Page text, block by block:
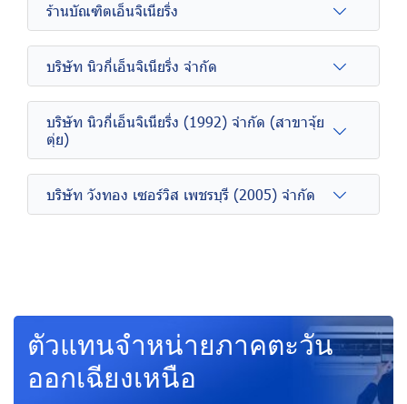
ร้านบัณฑิตเอ็นจิเนียริ่ง
บริษัท นิวกี่เอ็นจิเนียริ่ง จำกัด
บริษัท นิวกี่เอ็นจิเนียริ่ง (1992) จำกัด (สาขาจุ้ย
ตุ่ย)
บริษัท วังทอง เซอร์วิส เพชรบุรี (2005) จำกัด
ตัวแทนจำหน่ายภาคตะวัน
ออกเฉียงเหนือ